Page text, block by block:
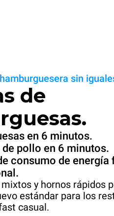
sin
de
en 6 minutos.
pollo en 6 minutos.
consumo de energía
y hornos rápidos
estándar para los
casual.